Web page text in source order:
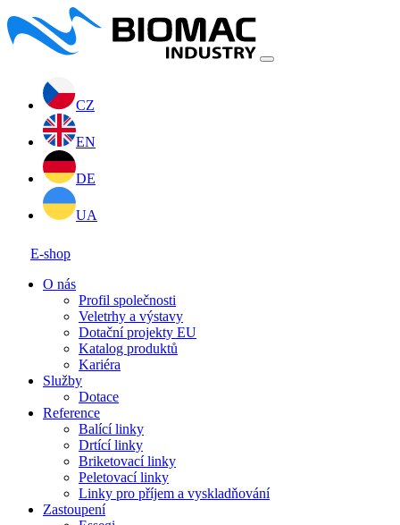
CZ
EN
DE
UA
E-shop
O nás
Profil společnosti
Veletrhy a výstavy
Dotační projekty EU
Katalog produktů
Kariéra
Služby
Dotace
Reference
Balící linky
Drtící linky
Briketovací linky
Peletovací linky
Linky pro příjem a vyskladňování
Zastoupení